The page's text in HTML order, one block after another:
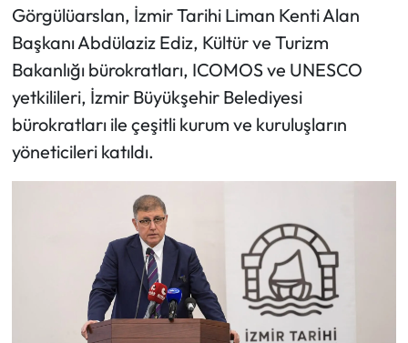
Görgülüarslan, İzmir Tarihi Liman Kenti Alan
Başkanı Abdülaziz Ediz, Kültür ve Turizm
Bakanlığı bürokratları, ICOMOS ve UNESCO
yetkilileri, İzmir Büyükşehir Belediyesi
bürokratları ile çeşitli kurum ve kuruluşların
yöneticileri katıldı.